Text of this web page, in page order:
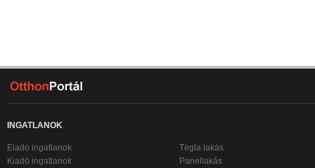
INGATLANOK
Eladó ingatlanok
Kiadó ingatlanok
Tégla lakás
Panellakás